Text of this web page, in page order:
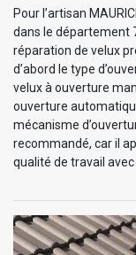
Pour l’artisan
dans le département
réparation de velux
d’abord le type
velux à ouverture
ouverture
mécanisme
recommandé, car il
qualité de travail